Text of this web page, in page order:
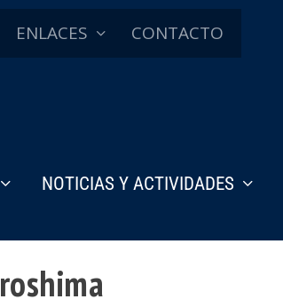
ENLACES CONTACTO
NOTICIAS Y ACTIVIDADES